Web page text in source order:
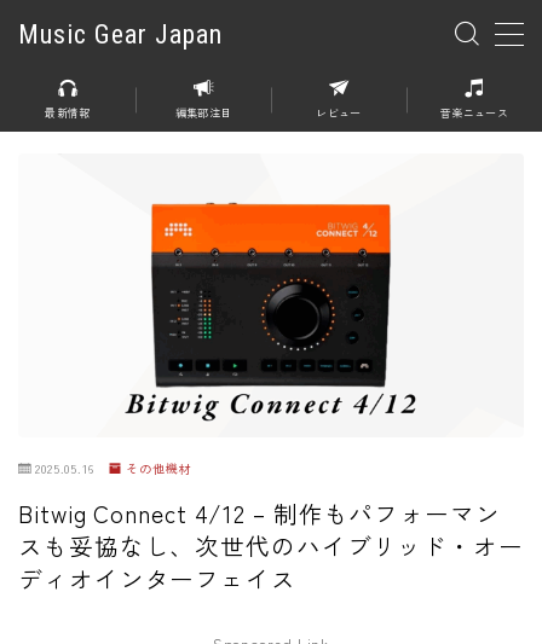
Music Gear Japan
MENU
エレキギター
エレキベース
アコースティックギター
エフェクター
オーバードライブ
ファズ
最新情報 編集部注目 レビュー 音楽ニュース
2025.05.16 その他機材
Bitwig Connect 4/12 – 制作もパフォーマン
スも妥協なし、次世代のハイブリッド・オー
ディオインターフェイス